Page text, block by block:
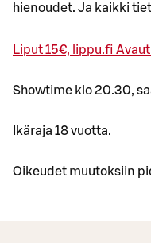
hienoudet. Ja kaikki
Liput 15€, lippu.fi
Showtime klo 20.30,
Ikäraja 18 vuotta.
Oikeudet muutoksiin